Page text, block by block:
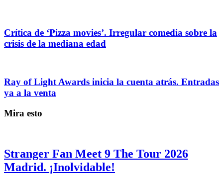
Crítica de ‘Pizza movies’. Irregular comedia sobre la
crisis de la mediana edad
Ray of Light Awards inicia la cuenta atrás. Entradas
ya a la venta
Mira esto
Stranger Fan Meet 9 The Tour 2026
Madrid. ¡Inolvidable!